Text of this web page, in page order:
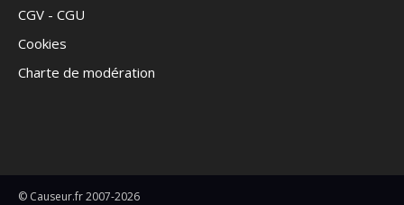
CGV - CGU
Cookies
Charte de modération
© Causeur.fr 2007-2026